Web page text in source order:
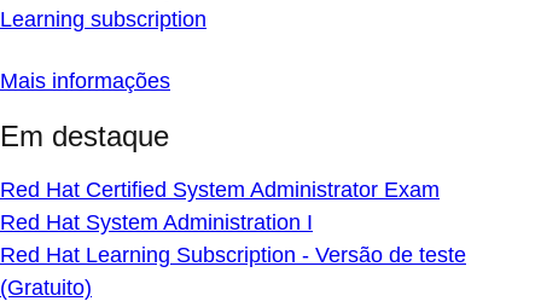
Learning subscription
Mais informações
Em destaque
Red Hat Certified System Administrator Exam
Red Hat System Administration I
Red Hat Learning Subscription - Versão de teste
(Gratuito)